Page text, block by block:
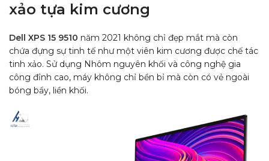
xảo tựa kim cương
Dell XPS 15 9510 năm 2021 không chỉ đẹp mắt mà còn
chứa đựng sự tinh tế như một viên kim cương được chế tác
tinh xảo. Sử dụng Nhôm nguyên khối và công nghệ gia
công đỉnh cao, máy không chỉ bền bỉ mà còn có vẻ ngoài
bóng bẩy, liền khối.